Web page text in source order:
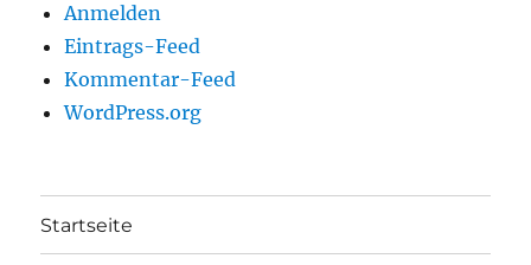
Anmelden
Eintrags-Feed
Kommentar-Feed
WordPress.org
Startseite